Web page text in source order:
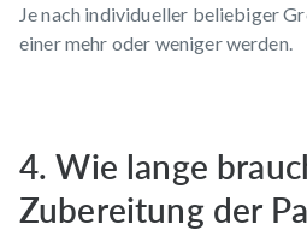
Je nach individueller beliebiger
einer mehr oder weniger werden.
4. Wie lange
Zubereitung der